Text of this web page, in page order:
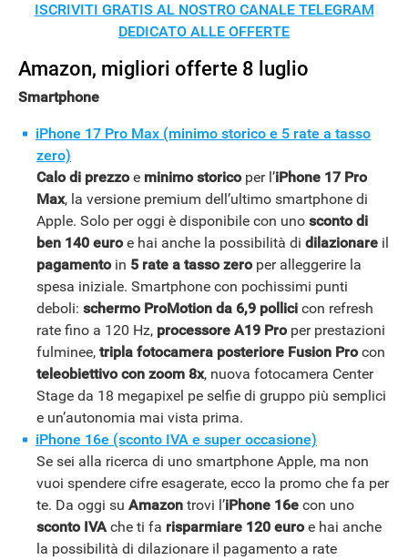
ANDROID
ISCRIVITI GRATIS AL NOSTRO CANALE TELEGRAM
DEDICATO ALLE OFFERTE
Amazon, migliori offerte 8 luglio
Smartphone
iPhone 17 Pro Max (minimo storico e 5 rate a tasso
zero)
Calo di prezzoe minimo storicoper l’iPhone 17 Pro
Max, la versione premium dell’ultimo smartphone di
Apple. Solo per oggi è disponibile con uno sconto di
ben 140 euroe hai anche la possibilità di dilazionare il
pagamentoin 5 rate a tasso zeroper alleggerire la
spesa iniziale. Smartphone con pochissimi punti
deboli: schermo ProMotion da 6,9 pollici con refresh
rate fino a 120 Hz, processore A19 Proper prestazioni
fulminee, tripla fotocamera posteriore Fusion Procon
teleobiettivo con zoom 8x, nuova fotocamera Center
Stage da 18 megapixel pe selfie di gruppo più semplici
e un’autonomia mai vista prima.
iPhone 16e (sconto IVA e super occasione)
Se sei alla ricerca di uno smartphone Apple, ma non
vuoi spendere cifre esagerate, ecco la promo che fa per
te. Da oggi su Amazon trovi l’iPhone 16e con uno
sconto IVAche ti fa risparmiare 120 euroe hai anche
la possibilità di dilazionare il pagamento a rate